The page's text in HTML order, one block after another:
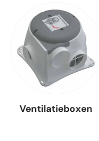
Ventilatieboxen